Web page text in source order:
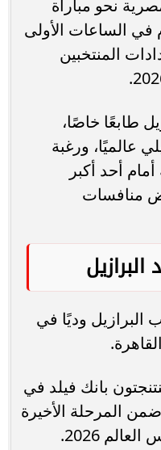
نحو مباراة
في الساعات الأولى
المنتخبين
طابعًا خاصًا،
عالميًا، ورغبة
أحد أكبر
منافسات
وديًا في
بانك فيلد في
ضمن المرحلة الأخيرة
2026.